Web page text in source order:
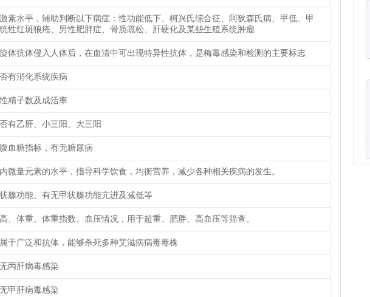
素水平，辅助判断以下病症：性功能低下、柯兴氏综合征、阿狄森氏病、甲低、甲
性红斑狼疮、男性肥胖症、骨质疏松、肝硬化及某些生殖系统肿瘤
体抗体侵入人体后，在血清中可出现特异性抗体，是梅毒感染和检测的主要标志
有消化系统疾病
精子数及成活率
有乙肝、小三阳、大三阳
血糖指标，有无糖尿病
微量元素的水平，指导科学饮食，均衡营养，减少各种相关疾病的发生。
腺功能、有无甲状腺功能亢进及减低等
、体重、体重指数、血压情况，用于超重、肥胖、高血压等筛查。
于广泛和抗体，能够杀死多种艾滋病病毒毒株
丙肝病毒感染
甲肝病毒感染